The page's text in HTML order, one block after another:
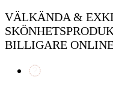
VÄLKÄNDA &
BILLIGARE